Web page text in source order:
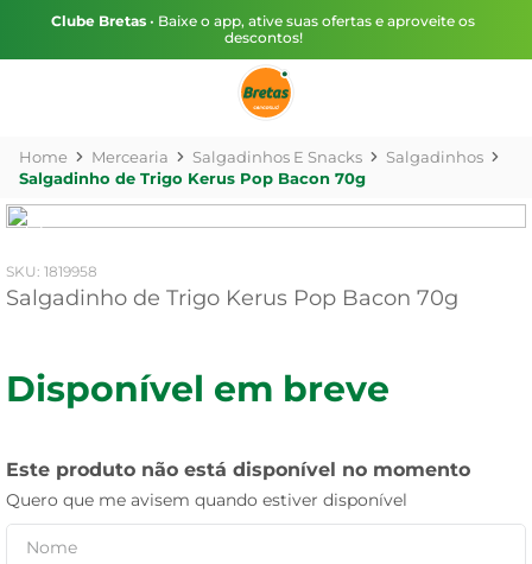
Clube Bretas • Baixe o app, ative suas ofertas e aproveite os
descontos!
Mercearia Salgadinhos E Snacks
Salgadinhos
Salgadinho de Trigo Kerus Pop Bacon 70g
: 1819958
Salgadinho de Trigo Kerus Pop Bacon 70g
Disponível em breve
Este produto não está disponível no momento
Quero que me avisem quando estiver disponível